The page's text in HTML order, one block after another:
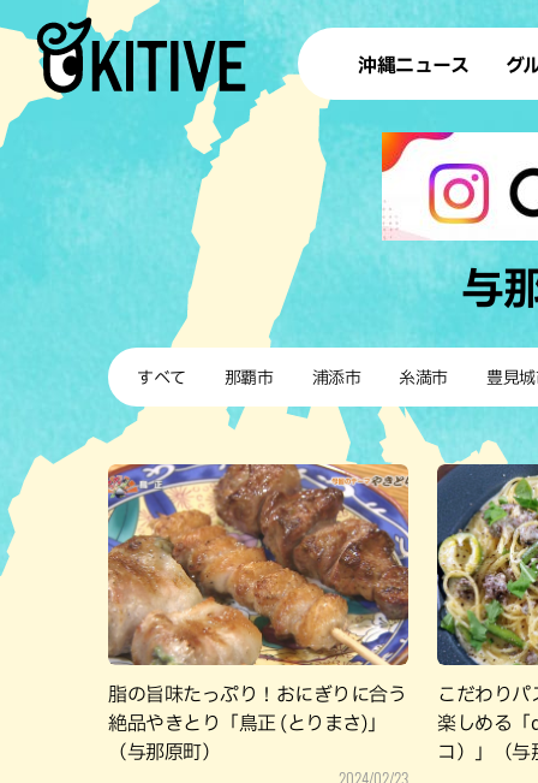
沖縄ニュース グ
ラ
テイ
すし
沖
ステー
その他
ブッフェ
ハン
与
すべて 那覇市 浦添市 糸満市 豊見
脂の旨味たっぷり！おにぎりに合う
絶品やきとり「鳥正 (とりまさ)」
（与那原町）
2024/02/23
こだわりパ
楽しめる「
コ）」（与